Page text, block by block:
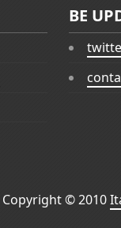
BE
Copyright © 2010